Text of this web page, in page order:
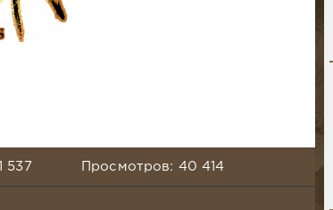
537 Просмотров: 40 414